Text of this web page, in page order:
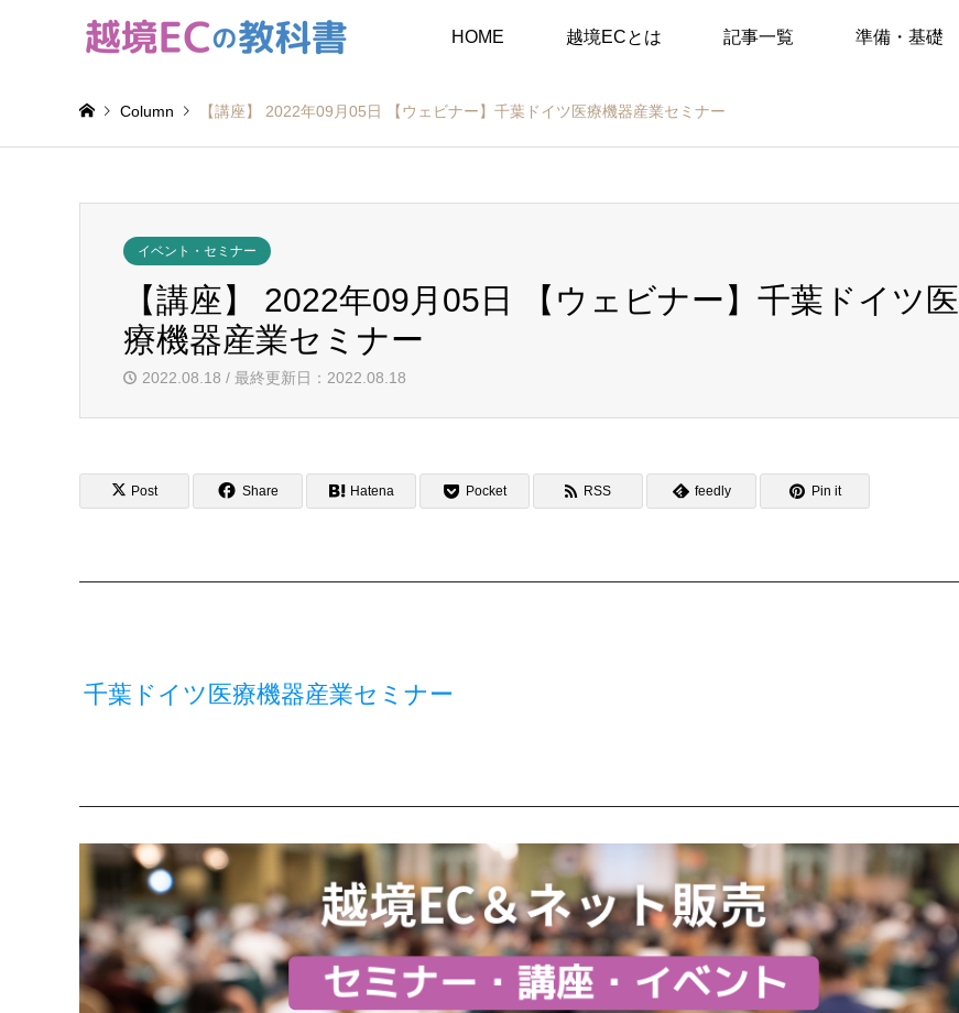
HOME 越境ECとは 記事一覧 準備・基礎
Column 【講座】 2022年09月05日 【ウェビナー】千葉ドイツ医療機器産業セミナー
イベント・セミナー
【講座】 2022年09月05日 【ウェビナー】千葉ドイツ医
療機器産業セミナー
2022.08.18 / 最終更新日：2022.08.18
Post Share Hatena Pocket RSS feedly Pin it
千葉ドイツ医療機器産業セミナー